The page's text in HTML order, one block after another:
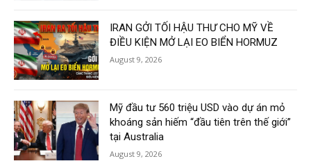
IRAN GỞI TỐI HẬU THƯ CHO MỸ VỀ
ĐIỀU KIỆN MỞ LẠI EO BIỂN HORMUZ
August 9, 2026
Mỹ đầu tư 560 triệu USD vào dự án mỏ
khoáng sản hiếm “đầu tiên trên thế giới”
tại Australia
August 9, 2026